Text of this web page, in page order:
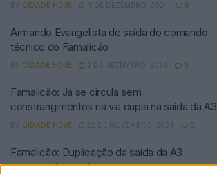
BY CIDADE HOJE 4 DE DEZEMBRO, 2024 0
Armando Evangelista de saída do comando
técnico do Famalicão
BY CIDADE HOJE 2 DE DEZEMBRO, 2024 0
Famalicão: Já se circula sem
constrangimentos na via dupla na saída da A3
BY CIDADE HOJE 22 DE NOVEMBRO, 2024 0
Famalicão: Duplicação da saída da A3
começa dentro de semanas